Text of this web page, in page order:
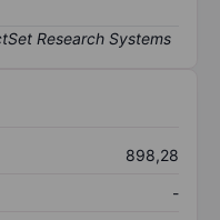
898,28
-